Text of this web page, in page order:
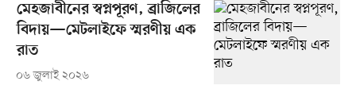
মেহজাবীনের স্বপ্নপূরণ, ব্রাজিলের
বিদায়—মেটলাইফে স্মরণীয় এক
রাত
০৬ জুলাই ২০২৬